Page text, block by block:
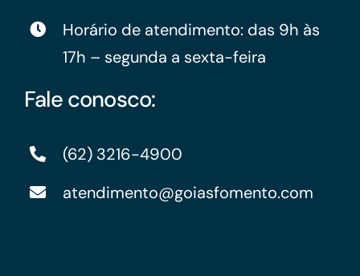
Horário de atendimento: das 9h às
17h – segunda a sexta-feira
Fale conosco:
(62) 3216-4900
atendimento@goiasfomento.com